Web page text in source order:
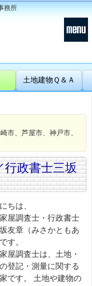
務所
土地建物Ｑ＆Ａ
市、芦屋市、神戸市、
行政書士三坂
ちは、
屋調査士・行政書士
友章（みさかともあ
す。
屋調査士は、土地・
登記・測量に関する
です。 土地や建物の